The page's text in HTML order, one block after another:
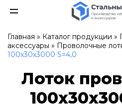
Главная » Каталог продукции »
аксессуары » Проволочные
100х30х3000 S=4,0
Лоток